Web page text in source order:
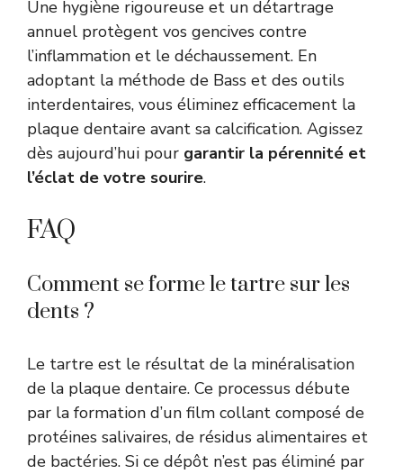
Une hygiène rigoureuse et un détartrage
annuel protègent vos gencives contre
l’inflammation et le déchaussement. En
adoptant la méthode de Bass et des outils
interdentaires, vous éliminez efficacement la
plaque dentaire avant sa calcification. Agissez
dès aujourd’hui pour garantir la pérennité et
l’éclat de votre sourire.
FAQ
Comment se forme le tartre sur les
dents ?
Le tartre est le résultat de la minéralisation
de la plaque dentaire. Ce processus débute
par la formation d’un film collant composé de
protéines salivaires, de résidus alimentaires et
de bactéries. Si ce dépôt n’est pas éliminé par